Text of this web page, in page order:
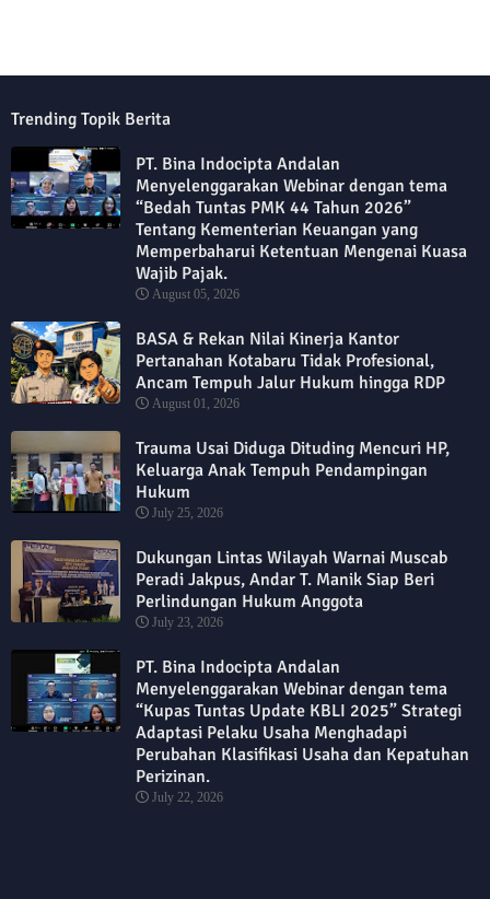
Trending Topik Berita
PT. Bina Indocipta Andalan
Menyelenggarakan Webinar dengan tema
“Bedah Tuntas PMK 44 Tahun 2026”
Tentang Kementerian Keuangan yang
Memperbaharui Ketentuan Mengenai Kuasa
Wajib Pajak.
August 05, 2026
BASA & Rekan Nilai Kinerja Kantor
Pertanahan Kotabaru Tidak Profesional,
Ancam Tempuh Jalur Hukum hingga RDP
August 01, 2026
Trauma Usai Diduga Dituding Mencuri HP,
Keluarga Anak Tempuh Pendampingan
Hukum
July 25, 2026
Dukungan Lintas Wilayah Warnai Muscab
Peradi Jakpus, Andar T. Manik Siap Beri
Perlindungan Hukum Anggota
July 23, 2026
PT. Bina Indocipta Andalan
Menyelenggarakan Webinar dengan tema
“Kupas Tuntas Update KBLI 2025” Strategi
Adaptasi Pelaku Usaha Menghadapi
Perubahan Klasifikasi Usaha dan Kepatuhan
Perizinan.
July 22, 2026